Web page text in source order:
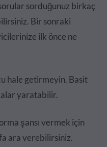
sorduğunuz birkaç
Bir sonraki
ilk önce ne
hale getirmeyin. Basit
yaratabilir.
şansı vermek için
ara verebilirsiniz.